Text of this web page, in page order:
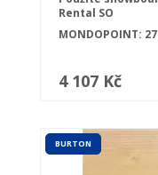
Rental SO
MONDOPOINT:
4 107 Kč
BURTON